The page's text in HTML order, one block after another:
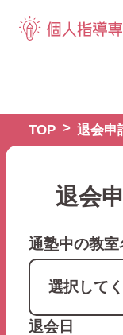
TOP 退会申
退会
通塾中の教室
退会日